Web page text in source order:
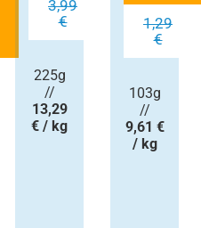
3,99
€
225g
//
13,29
€ / kg
1,29
€
103g
//
9,61 €
/ kg